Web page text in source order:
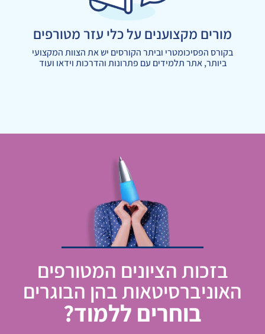
מורים מקצוענים על כלי עזר מטורפים
בקורס הפסיכומטרי וביתר הקורסים יש את הצוות המקצועי
ביותר, אתר תלמידים עם פתרונות והדרכות וידאו ועוד
בזכות הציונים המטורפים
האוניברסיטאות בהן הבוגרים
בוחרים ללמוד?